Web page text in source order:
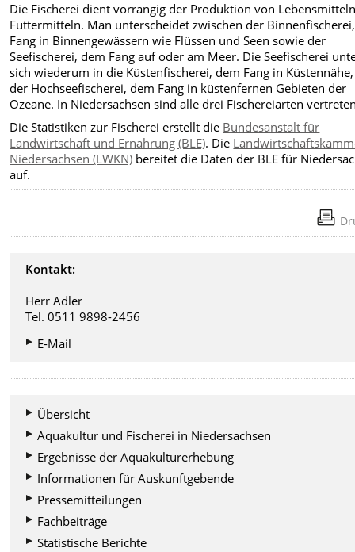
Die Fischerei dient vorrangig der Produktion von
Futtermitteln. Man unterscheidet zwischen der
Fang in Binnengewässern wie Flüssen und Seen sowie der
Seefischerei, dem Fang auf oder am Meer. Die Seefischerei
sich wiederum in die Küstenfischerei, dem Fang in
der Hochseefischerei, dem Fang in küstenfernen Gebieten der
Ozeane. In Niedersachsen sind alle drei Fischereiarten
Die Statistiken zur Fischerei erstellt die Bundesanstalt für
Landwirtschaft und Ernährung (BLE). Die
Niedersachsen (LWKN) bereitet die Daten der BLE für
auf.
Kontakt:
Herr Adler
Tel. 0511 9898-2456
E-Mail
Übersicht
Aquakultur und Fischerei in Niedersachsen
Ergebnisse der Aquakulturerhebung
Informationen für Auskunftgebende
Pressemitteilungen
Fachbeiträge
Statistische Berichte